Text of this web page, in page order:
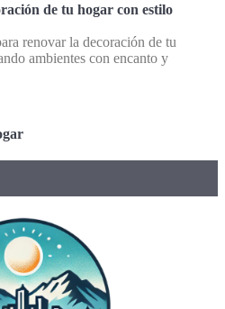
de tu hogar con estilo
renovar la decoración de tu
ambientes con encanto y